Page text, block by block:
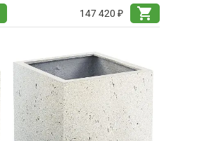
147 420 ₽
shopping_cart